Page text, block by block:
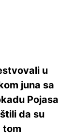
u
juna sa
Pojasa
da su
tom